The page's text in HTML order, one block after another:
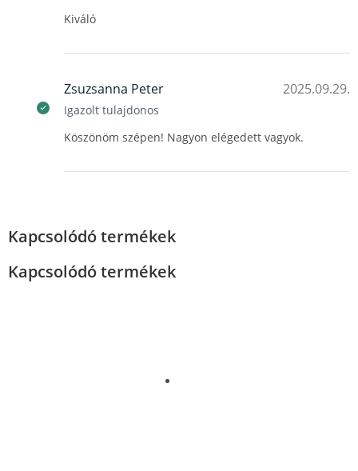
Kiváló
Zsuzsanna Peter
Igazolt tulajdonos
2025.09.29.
Köszönöm szépen! Nagyon elégedett vagyok.
Kapcsolódó termékek
Kapcsolódó termékek